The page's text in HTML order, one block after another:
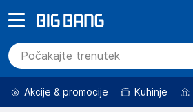
Akcije & promocije Kuhinje